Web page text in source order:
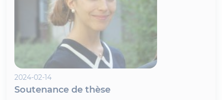
2024-02-14
Soutenance de thèse